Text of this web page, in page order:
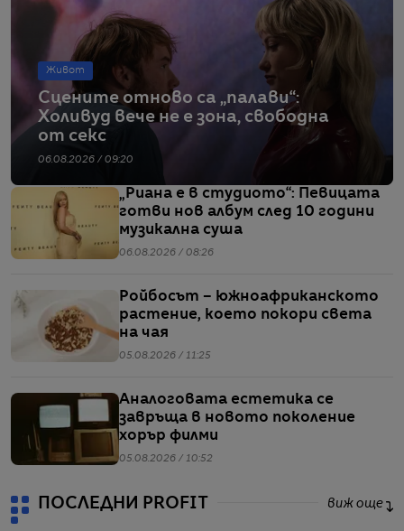
Живот
Сцените отново са „палави“:
Холивуд вече не е зона, свободна
от секс
06.08.2026 / 09:20
„Риана е в студиото“: Певицата
готви нов албум след 10 години
музикална суша
06.08.2026 / 08:26
Ройбосът – южноафриканското
растение, което покори света
на чая
05.08.2026 / 11:25
Аналоговата естетика се
завръща в новото поколение
хорър филми
05.08.2026 / 10:52
ПОСЛЕДНИ PROFIT виж още